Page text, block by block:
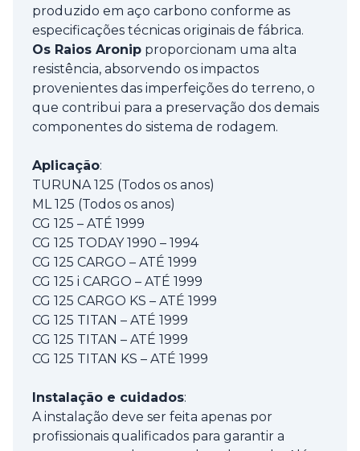
produzido em aço carbono conforme as
especificações técnicas originais de fábrica.
Os Raios Aronip proporcionam uma alta
resistência, absorvendo os impactos
provenientes das imperfeições do terreno, o
que contribui para a preservação dos demais
componentes do sistema de rodagem.
Aplicação:
TURUNA 125 (Todos os anos)
ML 125 (Todos os anos)
CG 125 – ATÉ 1999
CG 125 TODAY 1990 – 1994
CG 125 CARGO – ATÉ 1999
CG 125 i CARGO – ATÉ 1999
CG 125 CARGO KS – ATÉ 1999
CG 125 TITAN – ATÉ 1999
CG 125 TITAN – ATÉ 1999
CG 125 TITAN KS – ATÉ 1999
Instalação e cuidados:
A instalação deve ser feita apenas por
profissionais qualificados para garantir a